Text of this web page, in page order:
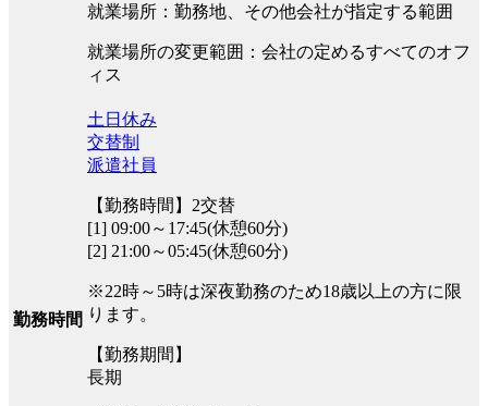
就業場所：勤務地、その他会社が指定する範囲
就業場所の変更範囲：会社の定めるすべてのオフ
ィス
勤務時間
土日休み
交替制
派遣社員
【勤務時間】2交替
[1] 09:00～17:45(休憩60分)
[2] 21:00～05:45(休憩60分)
※22時～5時は深夜勤務のため18歳以上の方に限
ります。
【勤務期間】
長期